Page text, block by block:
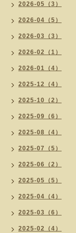
2026-05（3）
2026-04（5）
2026-03（3）
2026-02（1）
2026-01（4）
2025-12（4）
2025-10（2）
2025-09（6）
2025-08（4）
2025-07（5）
2025-06（2）
2025-05（5）
2025-04（4）
2025-03（6）
2025-02（4）